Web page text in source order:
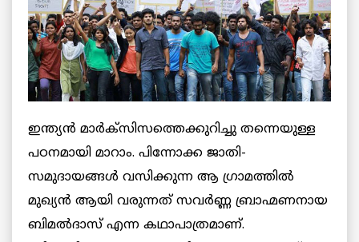
ഇന്ത്യന്‍ മാര്‍ക്‌സിസത്തെക്കുറിച്ചു തന്നെയുള്ള
പഠനമായി മാറാം. പിന്നോക്ക ജാതി-
സമുദായങ്ങള്‍ വസിക്കുന്ന ആ ഗ്രാമത്തില്‍
മുഖ്യന്‍ ആയി വരുന്നത് സവര്‍ണ്ണ ബ്രാഹ്മണനായ
ബിമല്‍ദാസ് എന്ന കഥാപാത്രമാണ്.